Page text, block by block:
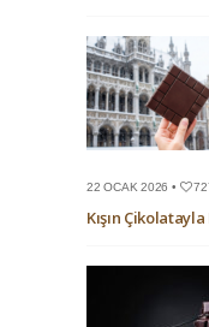
22 OCAK 2026 •
Kışın